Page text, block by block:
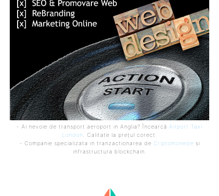
- Ai nevoie de transport aeroport in Anglia? Încearcă Airport Taxi
London . Calitate la prețul corect.
- Companie specializata in tranzactionarea de Criptomonede si
infrastructura blockchain.